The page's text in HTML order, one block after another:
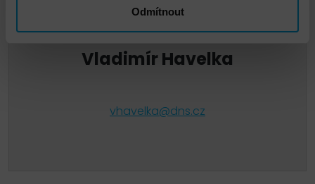
Odmítnout
Vladimír Havelka
vhavelka@dns.cz